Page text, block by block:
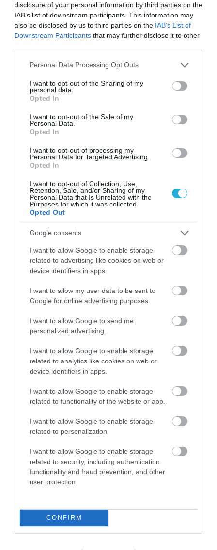
disclosure of your personal information by third parties on the
IAB’s list of downstream participants. This information may
also be disclosed by us to third parties on the IAB’s List of
Downstream Participants that may further disclose it to other
Please note that this website/app uses one or more Google
not limited to your visit or usage behaviour. You may click to
grant or deny consent to Google and its third-party tags to
use your data for below specified purposes in below Google
consent section.
Personal Data Processing Opt Outs
I want to opt-out of the Sharing of my
personal data.
Opted In
I want to opt-out of the Sale of my
Personal Data.
Opted In
I want to opt-out of processing my
Personal Data for Targeted Advertising.
Opted In
I want to opt-out of Collection, Use,
Retention, Sale, and/or Sharing of my
Personal Data that Is Unrelated with the
Purposes for which it was collected.
Opted Out
Google consents
I want to allow Google to enable storage
related to advertising like cookies on web or
device identifiers in apps.
I want to allow my user data to be sent to
Google for online advertising purposes.
I want to allow Google to send me
personalized advertising.
I want to allow Google to enable storage
related to analytics like cookies on web or
device identifiers in apps.
I want to allow Google to enable storage
related to functionality of the website or app.
I want to allow Google to enable storage
related to personalization.
I want to allow Google to enable storage
related to security, including authentication
functionality and fraud prevention, and other
user protection.
CONFIRM
Μπαλατσούκας pagenews.gr:«Η κυβέρνηση θυμάται τους
πυροσβέστες όταν τους λέει ήρωες–όχι όταν ζητούν
στήριξη»
Γ.Βρεττάκος στο pagenews.gr: «Το ΠΑΣΟΚ μπλοκάρει τη
Μυρτώ Κοροβέση στο pagenews.gr: «Η κοινωνία ζητά
διαφάνεια, όχι άλλα σκάνδαλα» – Τι λέει για τον ΟΠΕΚΕΠΕ